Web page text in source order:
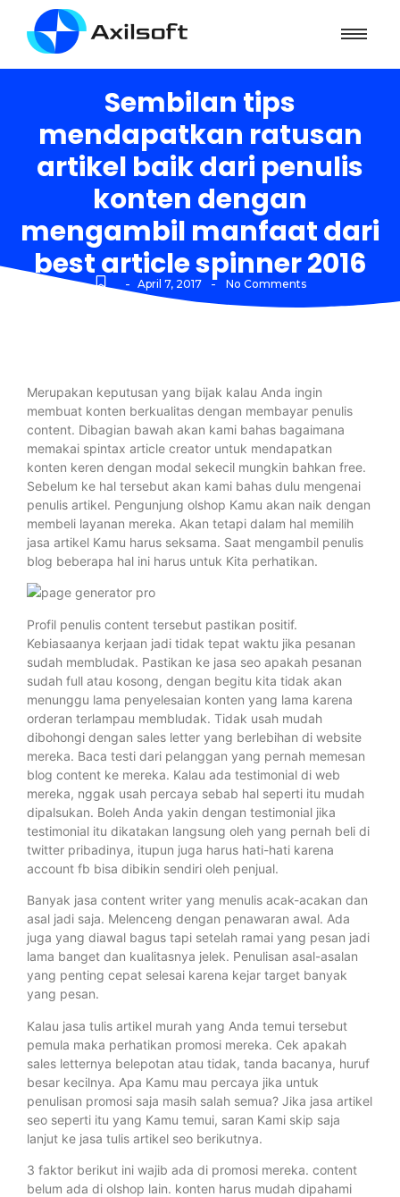
Sembilan tips
mendapatkan ratusan
artikel baik dari penulis
konten dengan
mengambil manfaat dari
best article spinner 2016
- April 7, 2017 - No Comments
Merupakan keputusan yang bijak kalau Anda ingin
membuat konten berkualitas dengan membayar penulis
content. Dibagian bawah akan kami bahas bagaimana
memakai spintax article creator untuk mendapatkan
konten keren dengan modal sekecil mungkin bahkan free.
Sebelum ke hal tersebut akan kami bahas dulu mengenai
penulis artikel. Pengunjung olshop Kamu akan naik dengan
membeli layanan mereka. Akan tetapi dalam hal memilih
jasa artikel Kamu harus seksama. Saat mengambil penulis
blog beberapa hal ini harus untuk Kita perhatikan.
Profil penulis content tersebut pastikan positif.
Kebiasaanya kerjaan jadi tidak tepat waktu jika pesanan
sudah membludak. Pastikan ke jasa seo apakah pesanan
sudah full atau kosong, dengan begitu kita tidak akan
menunggu lama penyelesaian konten yang lama karena
orderan terlampau membludak. Tidak usah mudah
dibohongi dengan sales letter yang berlebihan di website
mereka. Baca testi dari pelanggan yang pernah memesan
blog content ke mereka. Kalau ada testimonial di web
mereka, nggak usah percaya sebab hal seperti itu mudah
dipalsukan. Boleh Anda yakin dengan testimonial jika
testimonial itu dikatakan langsung oleh yang pernah beli di
twitter pribadinya, itupun juga harus hati-hati karena
account fb bisa dibikin sendiri oleh penjual.
Banyak jasa content writer yang menulis acak-acakan dan
asal jadi saja. Melenceng dengan penawaran awal. Ada
juga yang diawal bagus tapi setelah ramai yang pesan jadi
lama banget dan kualitasnya jelek. Penulisan asal-asalan
yang penting cepat selesai karena kejar target banyak
yang pesan.
Kalau jasa tulis artikel murah yang Anda temui tersebut
pemula maka perhatikan promosi mereka. Cek apakah
sales letternya belepotan atau tidak, tanda bacanya, huruf
besar kecilnya. Apa Kamu mau percaya jika untuk
penulisan promosi saja masih salah semua? Jika jasa artikel
seo seperti itu yang Kamu temui, saran Kami skip saja
lanjut ke jasa tulis artikel seo berikutnya.
3 faktor berikut ini wajib ada di promosi mereka. content
belum ada di olshop lain. konten harus mudah dipahami